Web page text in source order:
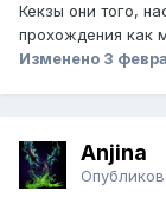
Кекзы они того,
прохождения как
Изменено 3
Anjina